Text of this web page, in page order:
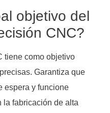
objetivo del
CNC?
tiene como objetivo
Garantiza que
espera y funcione
la fabricación de alta